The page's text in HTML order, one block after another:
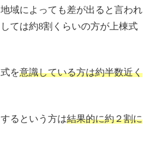
域によっても差が出ると言われ
ては約8割くらいの方が上棟式
を意識している方は約半数近く
るという方は結果的に約２割に